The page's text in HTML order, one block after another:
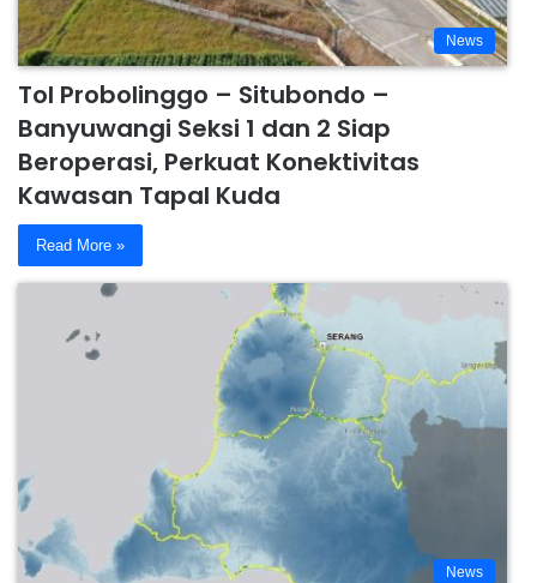
News
Tol Probolinggo – Situbondo –
Banyuwangi Seksi 1 dan 2 Siap
Beroperasi, Perkuat Konektivitas
Kawasan Tapal Kuda
Read More »
News